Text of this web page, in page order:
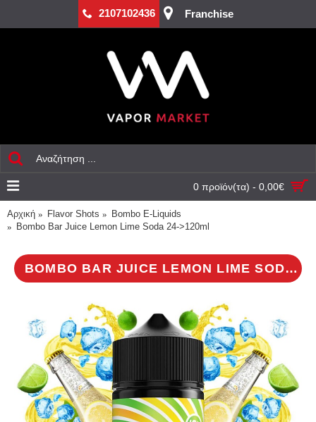
2107102436 Franchise
0 προϊόν(τα) - 0,00€
Αρχική Flavor Shots
Bombo E-Liquids
Bombo Bar Juice Lemon Lime Soda 24->120ml
BOMBO BAR JUICE LEMON LIME SODA 24->120ML